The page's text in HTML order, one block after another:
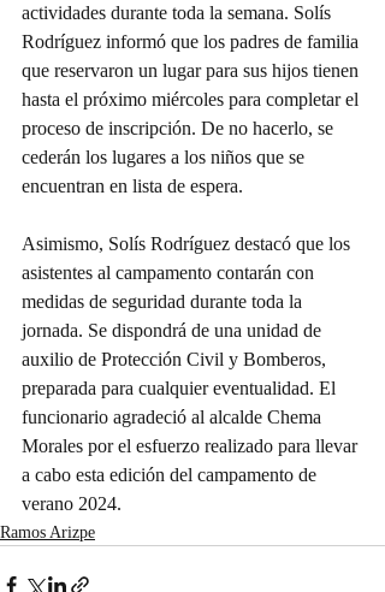
actividades durante toda la semana. Solís
Rodríguez informó que los padres de familia
que reservaron un lugar para sus hijos tienen
hasta el próximo miércoles para completar el
proceso de inscripción. De no hacerlo, se
cederán los lugares a los niños que se
encuentran en lista de espera.
Asimismo, Solís Rodríguez destacó que los
asistentes al campamento contarán con
medidas de seguridad durante toda la
jornada. Se dispondrá de una unidad de
auxilio de Protección Civil y Bomberos,
preparada para cualquier eventualidad. El
funcionario agradeció al alcalde Chema
Morales por el esfuerzo realizado para llevar
a cabo esta edición del campamento de
verano 2024.
Ramos Arizpe